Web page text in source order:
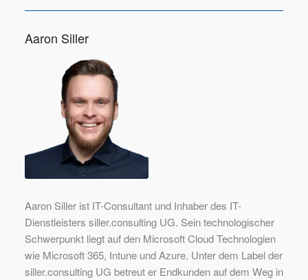
Aaron Siller
Aaron Siller ist IT-Consultant und Inhaber des IT-
Dienstleisters siller.consulting UG. Sein technologischer
Schwerpunkt liegt auf den Microsoft Cloud Technologien
wie Microsoft 365, Intune und Azure. Unter dem Label der
siller.consulting UG betreut er Endkunden auf dem Weg in